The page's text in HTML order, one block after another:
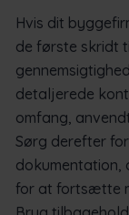
Hvis dit
de første skridt
detaljerede
omfang,
Sørg derefter
for at fortsætte